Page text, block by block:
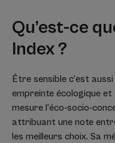
Qu’est-ce
Index ?
Être sensible c’est
empreinte écologique
mesure l’éco-socio-
attribuant une note
les meilleurs choix. Sa